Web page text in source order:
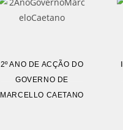
2º ANO DE ACÇÃO DO
GOVERNO DE
MARCELLO CAETANO